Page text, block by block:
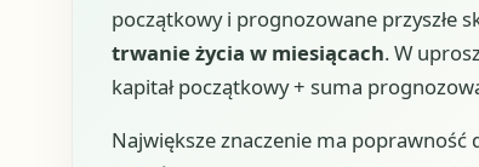
początkowy i prognozowane przyszłe
trwanie życia w miesiącach. W
kapitał początkowy + suma
Największe znaczenie ma